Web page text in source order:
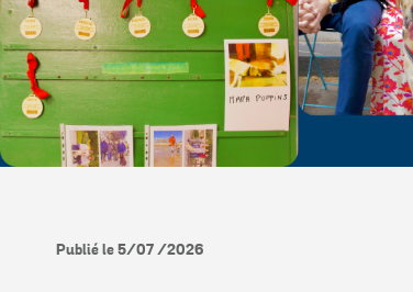
Publié le 5/07 /2026